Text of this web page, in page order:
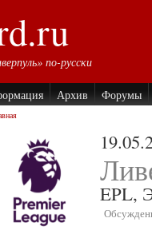
по-русски
Архив Форумы
EPL,